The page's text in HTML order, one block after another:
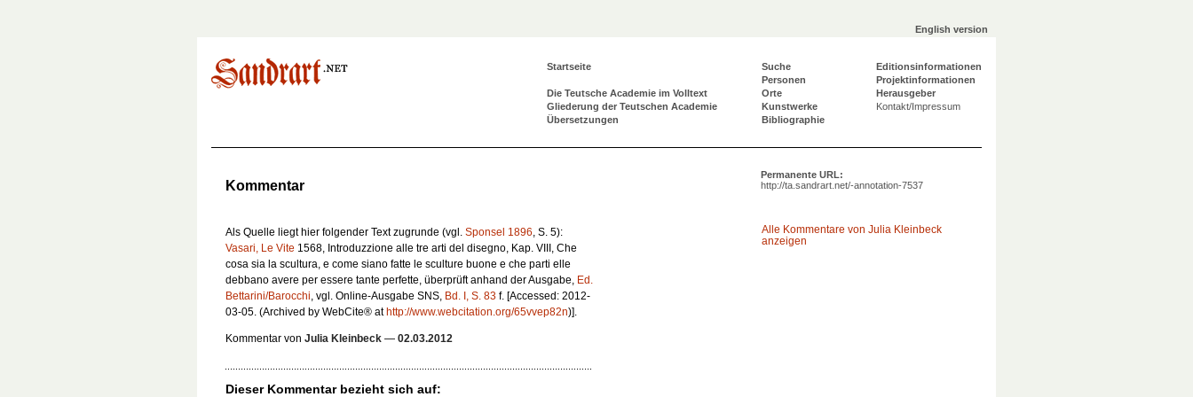
English version
Startseite
Die Teutsche Academie im Volltext
Gliederung der Teutschen Academie
Übersetzungen
Suche
Personen
Orte
Kunstwerke
Bibliographie
Editionsinformationen
Projektinformationen
Herausgeber
Kontakt/Impressum
Permanente URL:
http://ta.sandrart.net/-annotation-7537
Kommentar
Alle Kommentare von Julia Kleinbeck
anzeigen
Als Quelle liegt hier folgender Text zugrunde (vgl. Sponsel 1896, S. 5):
Vasari, Le Vite 1568, Introduzzione alle tre arti del disegno, Kap. VIII, Che
cosa sia la scultura, e come siano fatte le sculture buone e che parti elle
debbano avere per essere tante perfette, überprüft anhand der Ausgabe, Ed.
Bettarini/Barocchi, vgl. Online-Ausgabe SNS, Bd. I, S. 83 f. [Accessed: 2012-
03-05. (Archived by WebCite® at http://www.webcitation.org/65vvep82n)].
Kommentar von Julia Kleinbeck — 02.03.2012
Dieser Kommentar bezieht sich auf: